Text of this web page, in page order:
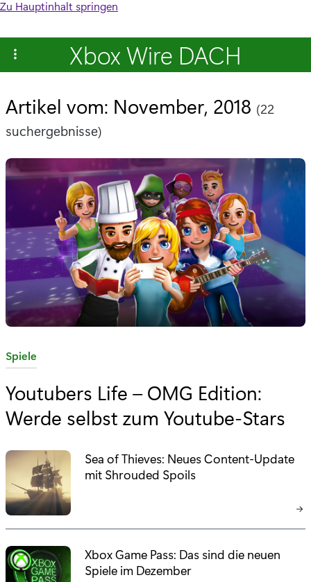
Zu Hauptinhalt springen
Xbox Wire DACH
Artikel vom: November, 2018 (22
suchergebnisse)
K
t
e
g
o
r
e
Spiele
Youtubers Life – OMG Edition:
Werde selbst zum Youtube-Stars
Sea of Thieves: Neues Content-Update
mit Shrouded Spoils
Xbox Game Pass: Das sind die neuen
Spiele im Dezember